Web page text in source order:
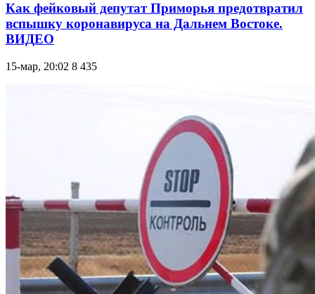
Как фейковый депутат Приморья предотвратил
вспышку коронавируса на Дальнем Востоке.
ВИДЕО
15-мар, 20:02 8 435